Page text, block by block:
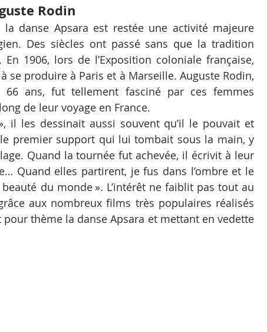
Rodin
danse Apsara est restée une activité majeure
Des siècles ont passé sans que la tradition
1906, lors de l’Exposition coloniale française,
se produire à Paris et à Marseille. Auguste Rodin,
ans, fut tellement fasciné par ces femmes
de leur voyage en France.
il les dessinait aussi souvent qu’il le pouvait et
premier support qui lui tombait sous la main, y
Quand la tournée fut achevée, il écrivit à leur
Quand elles partirent, je fus dans l’ombre et le
du monde ». L’intérêt ne faiblit pas tout au
aux nombreux films très populaires réalisés
thème la danse Apsara et mettant en vedette